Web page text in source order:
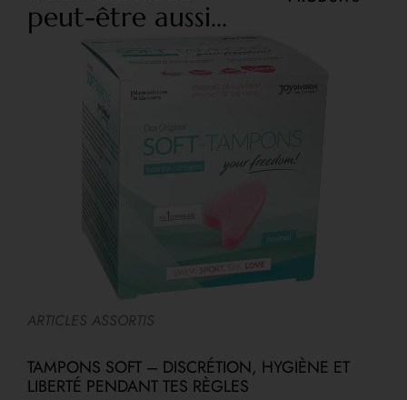
peut-être aussi...
ARTICLES ASSORTIS
TAMPONS SOFT – DISCRÉTION, HYGIÈNE ET
LIBERTÉ PENDANT TES RÈGLES